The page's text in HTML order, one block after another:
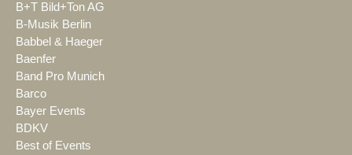
B+T Bild+Ton AG
B-Musik Berlin
Babbel & Haeger
Baenfer
Band Pro Munich
Barco
Bayer Events
BDKV
Best of Events